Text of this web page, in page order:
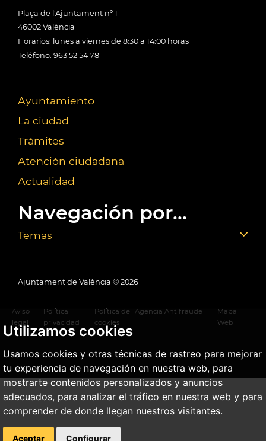
Utilizamos cookies
Usamos cookies y otras técnicas de rastreo para mejorar
tu experiencia de navegación en nuestra web, para
mostrarte contenidos personalizados y anuncios
adecuados, para analizar el tráfico en nuestra web y para
comprender de donde llegan nuestros visitantes.
Aceptar Configurar
Plaça de l'Ajuntament nº 1
46002 València
Horarios: lunes a viernes de 8:30 a 14:00 horas
Teléfono: 963 52 54 78
Ayuntamiento
La ciudad
Trámites
Atención ciudadana
Actualidad
Navegación por...
Temas
Ajuntament de València © 2026
Aviso
legal
Política
privacidad
Política de
cookies
Agencia Antifraude
Mapa
Web